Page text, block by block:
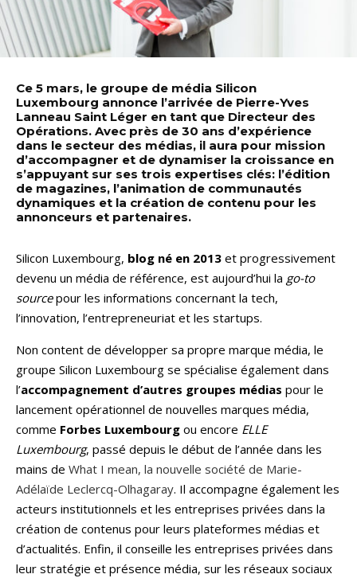
Ce 5 mars, le groupe de média Silicon
Luxembourg annonce l’arrivée de Pierre-Yves
Lanneau Saint Léger en tant que Directeur des
Opérations. Avec près de 30 ans d’expérience
dans le secteur des médias, il aura pour mission
d’accompagner et de dynamiser la croissance en
s’appuyant sur ses trois expertises clés: l’édition
de magazines, l’animation de communautés
dynamiques et la création de contenu pour les
annonceurs et partenaires.
Silicon Luxembourg, blog né en 2013 et progressivement
devenu un média de référence, est aujourd’hui la go-to
sourcepour les informations concernant la tech,
l’innovation, l’entrepreneuriat et les startups.
Non content de développer sa propre marque média, le
groupe Silicon Luxembourg se spécialise également dans
l’accompagnement d’autres groupes médias pour le
lancement opérationnel de nouvelles marques média,
comme Forbes Luxembourg ou encore ELLE
Luxembourg, passé depuis le début de l’année dans les
mains de What I mean, la nouvelle société de Marie-
Adélaïde Leclercq-Olhagaray. Il accompagne également les
acteurs institutionnels et les entreprises privées dans la
création de contenus pour leurs plateformes médias et
d’actualités. Enfin, il conseille les entreprises privées dans
leur stratégie et présence média, sur les réseaux sociaux